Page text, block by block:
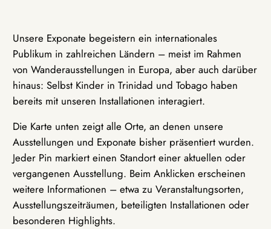
Unsere Exponate begeistern ein internationales
Publikum in zahlreichen Ländern – meist im Rahmen
von Wanderausstellungen in Europa, aber auch darüber
hinaus: Selbst Kinder in Trinidad und Tobago haben
bereits mit unseren Installationen interagiert.
Die Karte unten zeigt alle Orte, an denen unsere
Ausstellungen und Exponate bisher präsentiert wurden.
Jeder Pin markiert einen Standort einer aktuellen oder
vergangenen Ausstellung. Beim Anklicken erscheinen
weitere Informationen – etwa zu Veranstaltungsorten,
Ausstellungszeiträumen, beteiligten Installationen oder
besonderen Highlights.